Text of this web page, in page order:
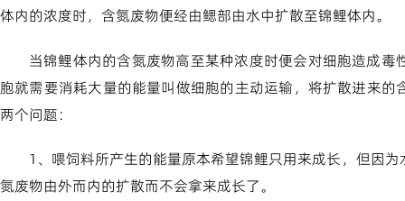
体内的浓度时，含氮废物便经由鳃部由水中扩散至锦鲤体内。
当锦鲤体内的含氮废物高至某种浓度时便会对细胞造成
胞就需要消耗大量的能量叫做细胞的主动运输，将扩散进来
两个问题：
1、喂饲料所产生的能量原本希望锦鲤只用来成长，但因
氮废物由外而内的扩散而不会拿来成长了。